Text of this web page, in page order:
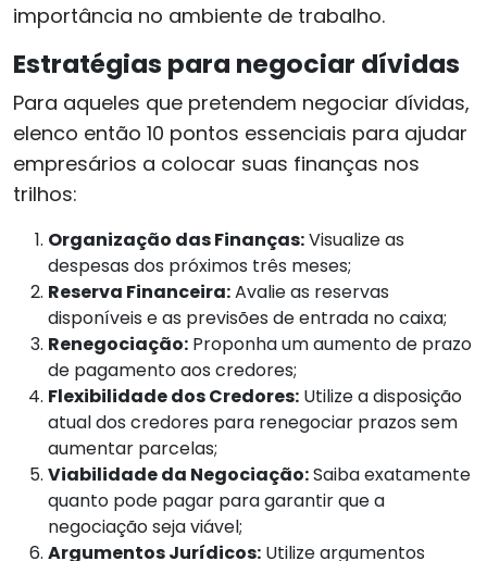
importância no ambiente de trabalho.
Estratégias para negociar dívidas
Para aqueles que pretendem negociar dívidas,
elenco então 10 pontos essenciais para ajudar
empresários a colocar suas finanças nos
trilhos:
Organização das Finanças:Visualize as
despesas dos próximos três meses;
Reserva Financeira:Avalie as reservas
disponíveis e as previsões de entrada no caixa;
Renegociação: Proponha um aumento de prazo
de pagamento aos credores;
Flexibilidade dos Credores: Utilize a disposição
atual dos credores para renegociar prazos sem
aumentar parcelas;
Viabilidade da Negociação:Saiba exatamente
quanto pode pagar para garantir que a
negociação seja viável;
Argumentos Jurídicos: Utilize argumentos